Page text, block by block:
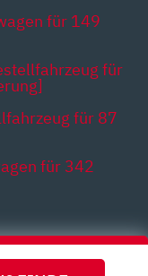
für 149
für
für 87
für 342